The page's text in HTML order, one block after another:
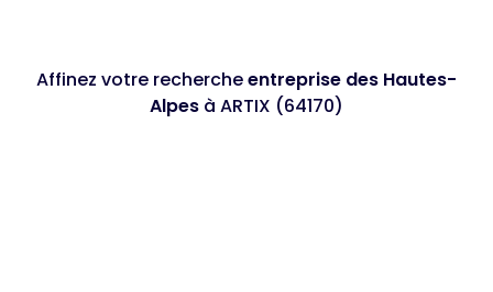
Affinez votre rechercheentreprise des Hautes-
Alpes à ARTIX (64170)